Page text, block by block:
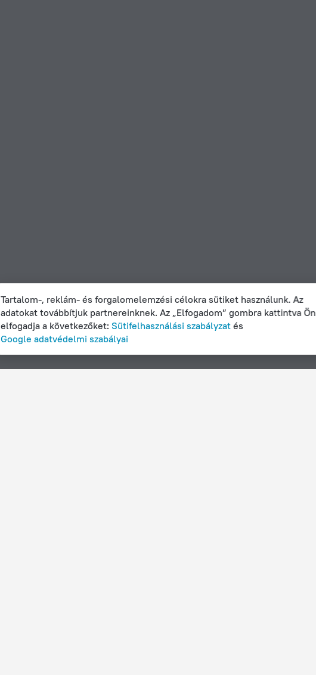
Tartalom-, reklám- és forgalomelemzési célokra sütiket használunk. Az
adatokat továbbítjuk partnereinknek. Az „Elfogadom” gombra kattintva Ön
elfogadja a következőket: Sütifelhasználási szabályzatés
Google adatvédelmi szabályai